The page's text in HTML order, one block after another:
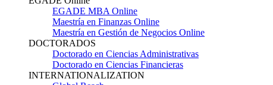
EGADE MBA Online
Maestría en Finanzas Online
Maestría en Gestión de Negocios Online
DOCTORADOS
Doctorado en Ciencias Administrativas
Doctorado en Ciencias Financieras
INTERNATIONALIZATION